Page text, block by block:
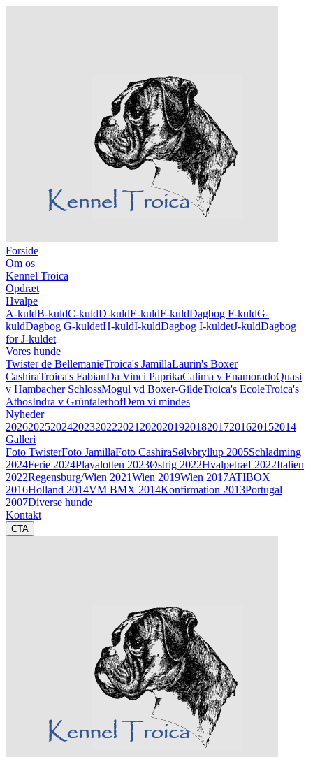
Forside
Om os
Kennel Troica
Opdræt
Hvalpe
A-kuldB-kuldC-kuldD-kuldE-kuldF-kuldDagbog F-kuldG-
kuldDagbog G-kuldetH-kuldI-kuldDagbog I-kuldetJ-kuldDagbog
for J-kuldet
Vores hunde
Twister de BellemanieTroica's JamillaLaurin's Boxer
CashiraTroica's FabianDa Vinci PaprikaCalima v EnamoradoQuasi
v Hambacher SchlossMogul vd Boxer-GildeTroica's EcoleTroica's
AthosIndra v GrüntalerhofDem vi mindes
Nyheder
202620252024202320222021 2020201920182017201620152014
Galleri
Foto TwisterFoto JamillaFoto CashiraSølvbryllup 2005Schladming
2024Ferie 2024Playalotten 2023Østrig 2022Hvalpetræf 2022Italien
2022Regensburg/Wien 2021Wien 2019Wien 2017ATIBOX
2016Holland 2014VM BMX 2014Konfirmation 2013Portugal
2007Diverse hunde
Kontakt
CTA